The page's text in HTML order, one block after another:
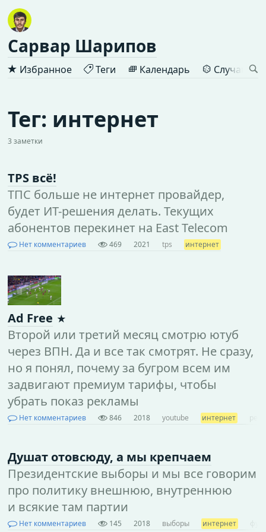
Сарвар Шарипов
Избранное Теги Календарь
Тег: интернет
3 заметки
TPS всё!
ТПС больше не интернет провайдер,
будет ИТ-решения делать. Текущих
абонентов перекинет на East Telecom
Нет комментариев 469 2021 tps интернет
Ad Free
Второй или третий месяц смотрю ютуб
через ВПН. Да и все так смотрят. Не сразу,
но я понял, почему за бугром всем им
задвигают премиум тарифы, чтобы
убрать показ рекламы
Нет комментариев 846 2018 youtube интернет
Душат отовсюду, а мы крепчаем
Президентские выборы и мы все говорим
про политику внешнюю, внутреннюю
и всякие там партии
Нет комментариев 145 2018 выборы интернет